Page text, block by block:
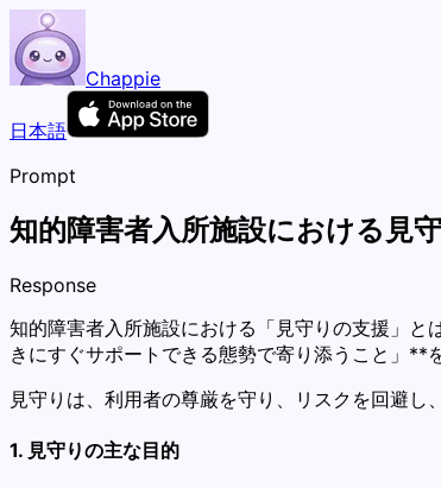
Chappie
日本語
Prompt
知的障害者入所施設における見
Response
知的障害者入所施設における「見守りの支援」
きにすぐサポートできる態勢で寄り添うこと」**
見守りは、利用者の尊厳を守り、リスクを回避し
1. 見守りの主な目的